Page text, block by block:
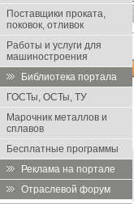
Поставщики проката,
поковок, отливок
Работы и услуги для
машиностроения
Библиотека портала
ГОСТы, ОСТы, ТУ
Марочник металлов и
сплавов
Бесплатные программы
Реклама на портале
Отраслевой форум